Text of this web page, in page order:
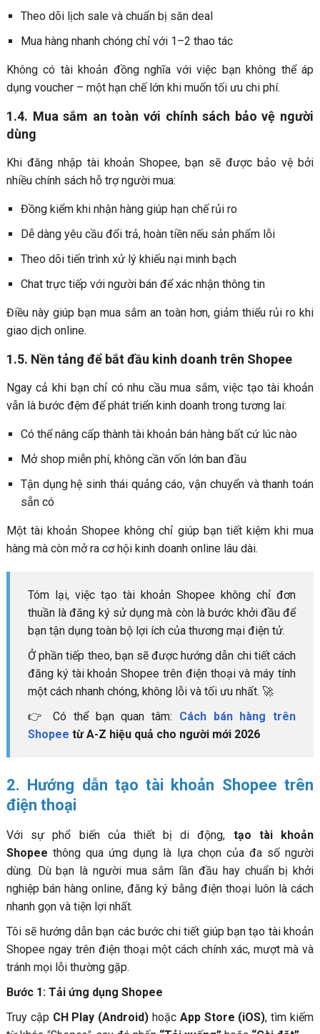
Theo dõi lịch sale và chuẩn bị săn deal
Mua hàng nhanh chóng chỉ với 1–2 thao tác
Không có tài khoản đồng nghĩa với việc bạn không thể áp
dụng voucher – một hạn chế lớn khi muốn tối ưu chi phí.
1.4. Mua sắm an toàn với chính sách bảo vệ người
dùng
Khi đăng nhập tài khoản Shopee, bạn sẽ được bảo vệ bởi
nhiều chính sách hỗ trợ người mua:
Đồng kiểm khi nhận hàng giúp hạn chế rủi ro
Dễ dàng yêu cầu đổi trả, hoàn tiền nếu sản phẩm lỗi
Theo dõi tiến trình xử lý khiếu nại minh bạch
Chat trực tiếp với người bán để xác nhận thông tin
Điều này giúp bạn mua sắm an toàn hơn, giảm thiểu rủi ro khi
giao dịch online.
1.5. Nền tảng để bắt đầu kinh doanh trên Shopee
Ngay cả khi bạn chỉ có nhu cầu mua sắm, việc tạo tài khoản
vẫn là bước đệm để phát triển kinh doanh trong tương lai:
Có thể nâng cấp thành tài khoản bán hàng bất cứ lúc nào
Mở shop miễn phí, không cần vốn lớn ban đầu
Tận dụng hệ sinh thái quảng cáo, vận chuyển và thanh toán
sẵn có
Một tài khoản Shopee không chỉ giúp bạn tiết kiệm khi mua
hàng mà còn mở ra cơ hội kinh doanh online lâu dài.
Tóm lại, việc tạo tài khoản Shopee không chỉ đơn
thuần là đăng ký sử dụng mà còn là bước khởi đầu để
bạn tận dụng toàn bộ lợi ích của thương mại điện tử.
Ở phần tiếp theo, bạn sẽ được hướng dẫn chi tiết cách
đăng ký tài khoản Shopee trên điện thoại và máy tính
một cách nhanh chóng, không lỗi và tối ưu nhất. 🚀
👉 Có thể bạn quan tâm: Cách bán hàng trên
Shopee từ A-Z hiệu quả cho người mới 2026
2. Hướng dẫn tạo tài khoản Shopee trên
điện thoại
Với sự phổ biến của thiết bị di động, tạo tài khoản
Shopee thông qua ứng dụng là lựa chọn của đa số người
dùng. Dù bạn là người mua sắm lần đầu hay chuẩn bị khởi
nghiệp bán hàng online, đăng ký bằng điện thoại luôn là cách
nhanh gọn và tiện lợi nhất.
Tôi sẽ hướng dẫn bạn các bước chi tiết giúp bạn tạo tài khoản
Shopee ngay trên điện thoại một cách chính xác, mượt mà và
tránh mọi lỗi thường gặp.
Bước 1: Tải ứng dụng Shopee
Truy cập CH Play (Android) hoặc App Store (iOS), tìm kiếm